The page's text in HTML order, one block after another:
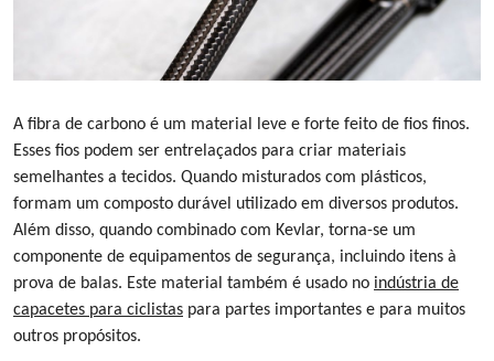
A fibra de carbono é um material leve e forte feito de fios finos.
Esses fios podem ser entrelaçados para criar materiais
semelhantes a tecidos. Quando misturados com plásticos,
formam um composto durável utilizado em diversos produtos.
Além disso, quando combinado com Kevlar, torna-se um
componente de equipamentos de segurança, incluindo itens à
prova de balas. Este material também é usado no indústria de
capacetes para ciclistas para partes importantes e para muitos
outros propósitos.